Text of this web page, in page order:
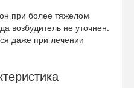
при более тяжелом
возбудитель не уточнен.
даже при лечении